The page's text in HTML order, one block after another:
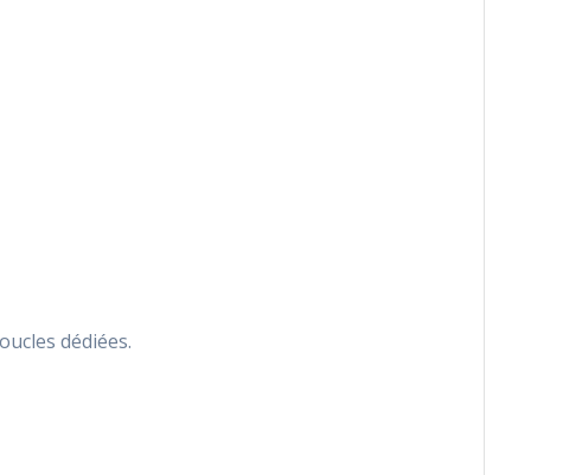
dédiées.